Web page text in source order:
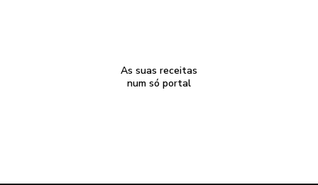
As suas receitas
num só portal